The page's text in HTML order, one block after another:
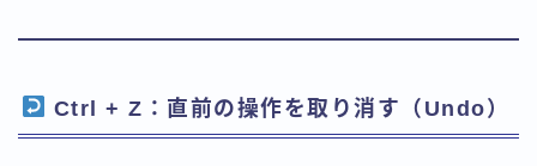
Ctrl + Z：直前の操作を取り消す（Undo）